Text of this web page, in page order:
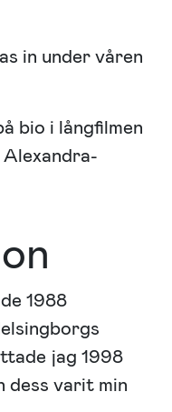
in under våren
bio i långfilmen
1988
jag 1998
dess varit min